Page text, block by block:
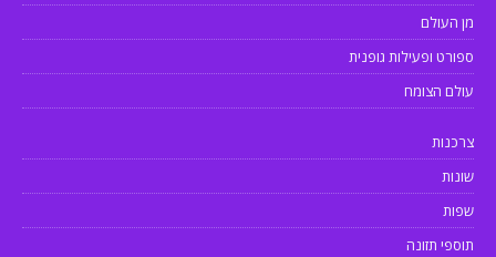
מן העולם
ספורט ופעילות גופנית
עולם הצומח
צרכנות
שונות
שפות
תוספי תזונה